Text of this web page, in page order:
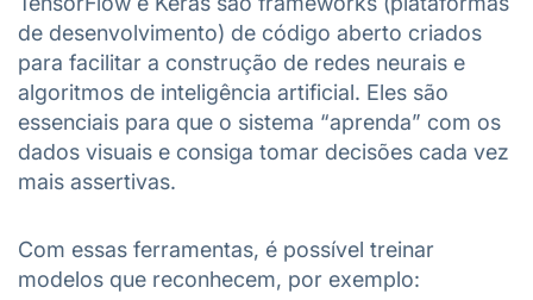
de desenvolvimento) de código aberto criados
para facilitar a construção de redes neurais e
algoritmos de inteligência artificial. Eles são
essenciais para que o sistema “aprenda” com os
dados visuais e consiga tomar decisões cada vez
mais assertivas.
Com essas ferramentas, é possível treinar
modelos que reconhecem, por exemplo: